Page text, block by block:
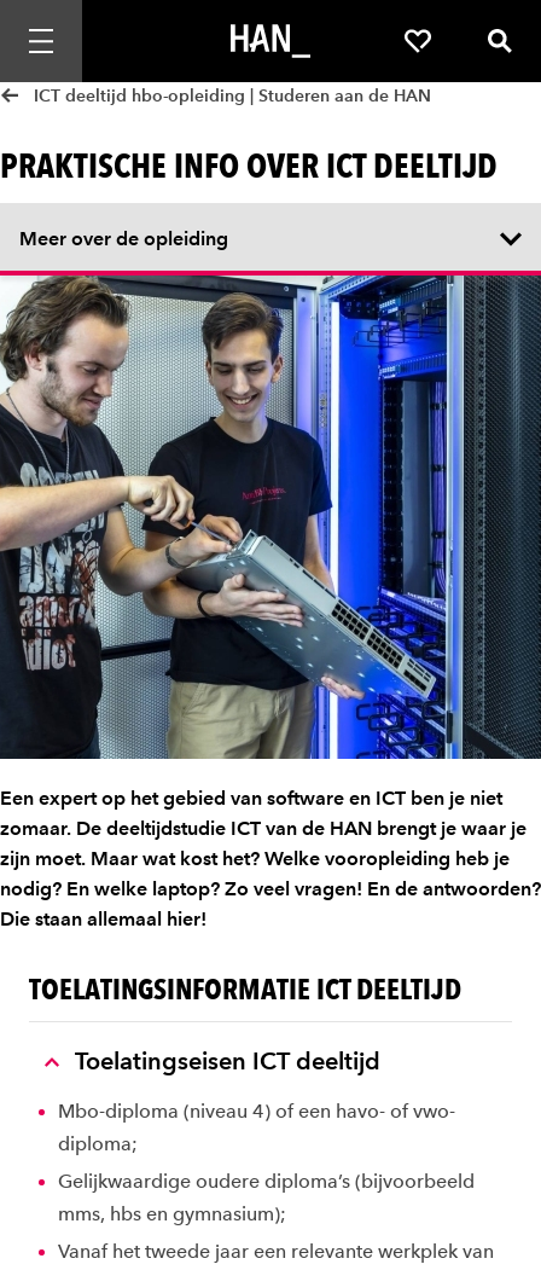
Mobiele navigatie openen Favorieten
ICT deeltijd hbo-opleiding | Studeren aan de HAN
PRAKTISCHE INFO OVER ICT DEELTIJD
Meer over de opleiding
Een expert op het gebied van software en ICT ben je niet
zomaar. De deeltijdstudie ICT van de HAN brengt je waar je
zijn moet. Maar wat kost het? Welke vooropleiding heb je
nodig? En welke laptop? Zo veel vragen! En de antwoorden?
Die staan allemaal hier!
TOELATINGSINFORMATIE ICT DEELTIJD
Toelatingseisen ICT deeltijd
Mbo-diploma (niveau 4) of een havo- of vwo-
diploma;
Gelijkwaardige oudere diploma’s (bijvoorbeeld
mms, hbs en gymnasium);
Vanaf het tweede jaar een relevante werkplek van